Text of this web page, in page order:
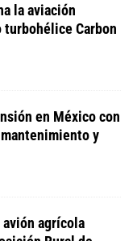
la aviación
Carbon
en México con
y
avión agrícola